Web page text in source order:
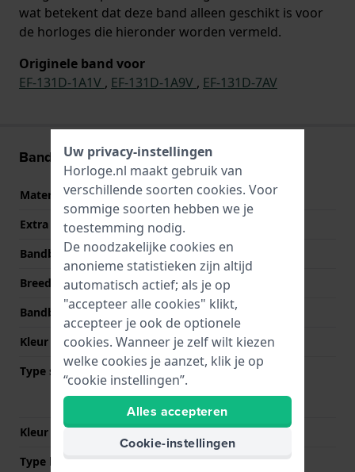
wat betekent dat deze band alleen geschikt is voor
de horloges die hieronder worden vermeld.
Originele band voor
EF-131D-1A1V , EF-131D-1A9V , EF-131D-7AV
Band informatie
Materiaal Band
Roestvrij staal
Extra info
Stainless Steel Bracelet
Bandbreedte
22 mm
Breedte bandaanzet
22 mm
Bandbreedte bij sluiting
20 mm
Kleur Band
Zilver
Type sluiting
Vouwsluiting met
drukknoppen en
Kleur sluiting
Zilver
Type bevestiging
Bandpennen
Uw privacy-instellingen
Horloge.nl maakt gebruik van
verschillende soorten cookies. Voor
sommige soorten hebben we je
toestemming nodig.
De noodzakelijke cookies en
anonieme statistieken zijn altijd
automatisch actief; als je op
"accepteer alle cookies" klikt,
accepteer je ook de optionele
cookies. Wanneer je zelf wilt kiezen
welke cookies je aanzet, klik je op
“cookie instellingen”.
Alles accepteren
Cookie-instellingen